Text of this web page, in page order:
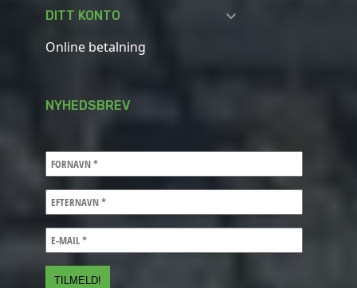
DITT KONTO 
Online betalning
NYHEDSBREV